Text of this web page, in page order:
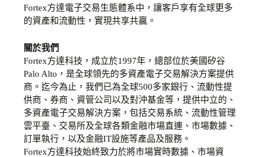
Fortex方達電子交易生態體系中，讓客戶享有全球更多
的資產和流動性，實現共享共贏。
關於我們
Fortex方達科技，成立於1997年，總部位於美國矽谷
Palo Alto，是全球領先的多資產電子交易解決方案提供
商。迄今為止，我們已為全球500多家銀行、流動性提
供商、券商、資管公司以及對沖基金等，提供中立的、
多資產電子交易解決方案，包括交易系統、流動性管理
雲平臺、交易所及全球各類金融市場直連、市場數據、
訂單執行，以及金融IT設施等產品及服務。
Fortex方達科技始終致力於將市場實時數據、市場資